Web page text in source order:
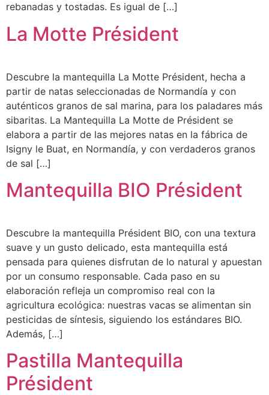
rebanadas y tostadas. Es igual de […]
La Motte Président
Descubre la mantequilla La Motte Président, hecha a
partir de natas seleccionadas de Normandía y con
auténticos granos de sal marina, para los paladares más
sibaritas. La Mantequilla La Motte de Président se
elabora a partir de las mejores natas en la fábrica de
Isigny le Buat, en Normandía, y con verdaderos granos
de sal […]
Mantequilla BIO Président
Descubre la mantequilla Président BIO, con una textura
suave y un gusto delicado, esta mantequilla está
pensada para quienes disfrutan de lo natural y apuestan
por un consumo responsable. Cada paso en su
elaboración refleja un compromiso real con la
agricultura ecológica: nuestras vacas se alimentan sin
pesticidas de síntesis, siguiendo los estándares BIO.
Además, […]
Pastilla Mantequilla
Président